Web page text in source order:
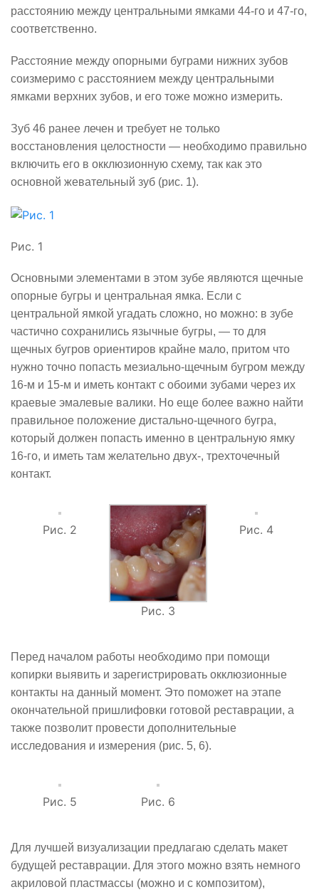
расстоянию между центральными ямками 44-го и 47-го,
соответственно.
Расстояние между опорными буграми нижних зубов
соизмеримо с расстоянием между центральными
ямками верхних зубов, и его тоже можно измерить.
Зуб 46 ранее лечен и требует не только
восстановления целостности — необходимо правильно
включить его в окклюзионную схему, так как это
основной жевательный зуб (рис. 1).
Рис. 1
Основными элементами в этом зубе являются щечные
опорные бугры и центральная ямка. Если с
центральной ямкой угадать сложно, но можно: в зубе
частично сохранились язычные бугры, — то для
щечных бугров ориентиров крайне мало, притом что
нужно точно попасть мезиально-щечным бугром между
16-м и 15-м и иметь контакт с обоими зубами через их
краевые эмалевые валики. Но еще более важно найти
правильное положение дистально-щечного бугра,
который должен попасть именно в центральную ямку
16-го, и иметь там желательно двух-, трехточечный
контакт.
Рис. 2
Рис. 3
Рис. 4
Перед началом работы необходимо при помощи
копирки выявить и зарегистрировать окклюзионные
контакты на данный момент. Это поможет на этапе
окончательной пришлифовки готовой реставрации, а
также позволит провести дополнительные
исследования и измерения (рис. 5, 6).
Рис. 5 Рис. 6
Для лучшей визуализации предлагаю сделать макет
будущей реставрации. Для этого можно взять немного
акриловой пластмассы (можно и с композитом),